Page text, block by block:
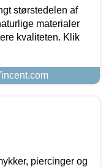
størstedelen af
materialer
kvaliteten. Klik
piercinger og